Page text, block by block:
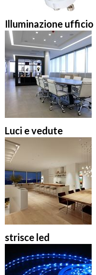
Illuminazione ufficio
Luci e vedute
strisce led